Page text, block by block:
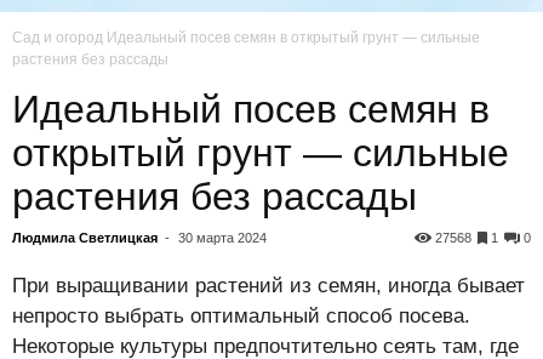
Сад и огород Идеальный посев семян в открытый грунт — сильные
растения без рассады
Идеальный посев семян в
открытый грунт — сильные
растения без рассады
Людмила Светлицкая - 30 марта 2024 0
1
27568
При выращивании растений из семян, иногда бывает
непросто выбрать оптимальный способ посева.
Некоторые культуры предпочтительно сеять там, где